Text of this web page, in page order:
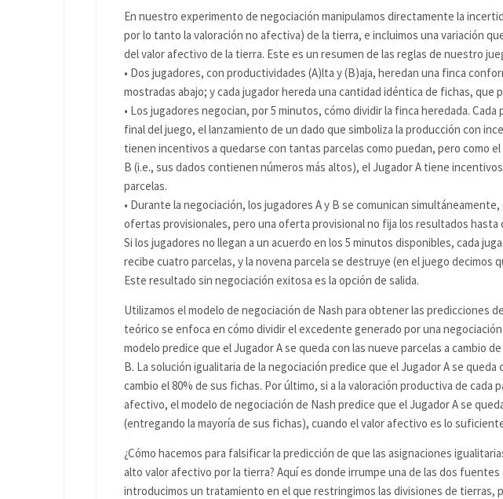
En nuestro experimento de negociación manipulamos directamente la
por lo tanto la valoración no afectiva) de la tierra, e incluimos una variación
del valor afectivo de la tierra. Este es un resumen de las reglas de nuestro
• Dos jugadores, con productividades (A)lta y (B)aja, heredan una finca
mostradas abajo; y cada jugador hereda una cantidad idéntica de fichas, que
• Los jugadores negocian, por 5 minutos, cómo dividir la finca heredada. Cada
final del juego, el lanzamiento de un dado que simboliza la producción con
tienen incentivos a quedarse con tantas parcelas como puedan, pero como
B (i.e., sus dados contienen números más altos), el Jugador A tiene
parcelas.
• Durante la negociación, los jugadores A y B se comunican
ofertas provisionales, pero una oferta provisional no fija los resultados hasta
Si los jugadores no llegan a un acuerdo en los 5 minutos disponibles, cada
recibe cuatro parcelas, y la novena parcela se destruye (en el juego decimos
Este resultado sin negociación exitosa es la opción de salida.
Utilizamos el modelo de negociación de Nash para obtener las predicciones
teórico se enfoca en cómo dividir el excedente generado por una
modelo predice que el Jugador A se queda con las nueve parcelas a cambio
B. La solución igualitaria de la negociación predice que el Jugador A se
cambio el 80% de sus fichas. Por último, si a la valoración productiva de cada
afectivo, el modelo de negociación de Nash predice que el Jugador A se
(entregando la mayoría de sus fichas), cuando el valor afectivo es lo
¿Cómo hacemos para falsificar la predicción de que las asignaciones
alto valor afectivo por la tierra? Aquí es donde irrumpe una de las dos
introducimos un tratamiento en el que restringimos las divisiones de tierras,